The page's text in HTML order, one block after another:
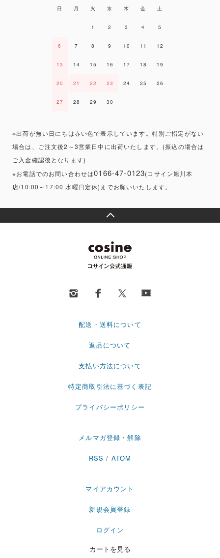
日 月 火 水 木 金 土
1 2 3 4 5
6 7 8 9 10 11 12
13 14 15 16 17 18 19
20 21 22 23 24 25 26
27 28 29 30
※出荷が無い日にちは赤い色で表示しています。特別ご指定がない
場合は、ご注文後2～3営業日中に出荷いたします。(振込の場合は
ご入金確認後となります)
※お電話でのお問い合わせは0166-47-0123(コサイン旭川本
店/10:00～17:00 水曜日定休)までお願いいたします。
配送・送料について
返品について
支払い方法について
特定商取引法に基づく表記
プライバシーポリシー
メルマガ登録・解除
RSS / ATOM
マイアカウント
新規会員登録
ログイン
カートを見る